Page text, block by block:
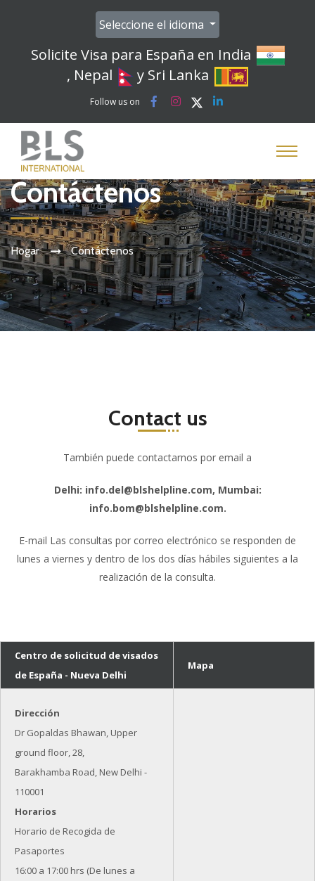
Seleccione el idioma
Solicite Visa para España en India
, Nepal
y Sri Lanka
Follow us on
Contáctenos
Hogar Contáctenos
Contact us
También puede contactarnos por email a
Delhi: info.del@blshelpline.com, Mumbai:
info.bom@blshelpline.com.
E-mail Las consultas por correo electrónico se responden de
lunes a viernes y dentro de los dos días hábiles siguientes a la
realización de la consulta.
Centro de solicitud de visados
de España - Nueva Delhi
Mapa
Dirección
Dr Gopaldas Bhawan, Upper
ground floor, 28,
Barakhamba Road, New Delhi -
110001
Horarios
Horario de Recogida de
Pasaportes
16:00 a 17:00 hrs (De lunes a